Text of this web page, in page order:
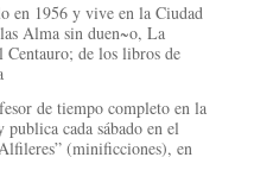
en 1956 y vive en la Ciudad
Alma sin duen~o, La
de los libros de
de tiempo completo en la
cada sábado en el
(minificciones), en